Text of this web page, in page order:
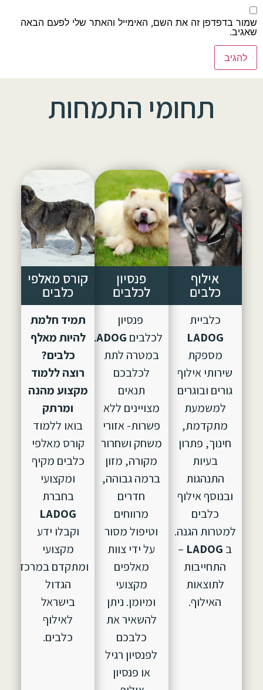
שמור בדפדפן זה את השם, האימייל והאתר שלי לפעם הבאה
שאגיב.
תחומי התמחות
אילוף
כלבים
כלביית
LADOG
מספקת
שירותי אילוף
גורים ובוגרים
למשמעת
מתקדמת,
חינוך, פתרון
בעיות
התנהגות
ובנוסף אילוף
כלבים
למטרות הגנה.
ב LADOG
–
התחייבות
לתוצאות
האילוף.
פנסיון
לכלבים
פנסיון
לכלבים LADOG, הוקם
במטרה לתת
לכלבכם
תנאים
מצויינים ללא
פשרות- אזורי
משחק ושחרור
מקורה, מזון
ברמה גבוהה,
חדרים
מרווחים
וטיפול מסור
על ידי צוות
מאלפים
מקצועי
ומיומן. ניתן
להשאיר את
כלבכם
לפנסיון רגיל
או פנסיון
קורס מאלפי
כלבים
תמיד חלמת
להיות מאלף
כלבים?
רוצה ללמוד
מקצוע מהנה
ומרתק
בואו ללמוד
קורס מאלפי
כלבים מקיף
ומקצועי
בחברת
LADOG
וקבלו ידע
מקצועי
ומתקדם במרכז
הגדול
בישראל
לאילוף
כלבים.